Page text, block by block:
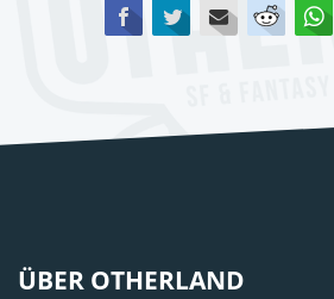
FacebookTwitterE-mail Reddit
ÜBER OTHERLAND